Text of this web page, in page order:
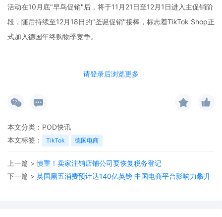
请登录后浏览更多
活动在10月底"早鸟促销"后，将于11月21日至12月1日进入主促销阶
段，随后持续至12月18日的"圣诞促销"接棒，标志着TikTok Shop正
式加入德国年终购物季竞争。
本文分类： POD快讯
本文标签：
TikTok 德国电商
上一篇 > 慎重！卖家注销店铺公司要恢复税务登记
下一篇 > 英国黑五消费预计达140亿英镑 中国电商平台影响力攀升